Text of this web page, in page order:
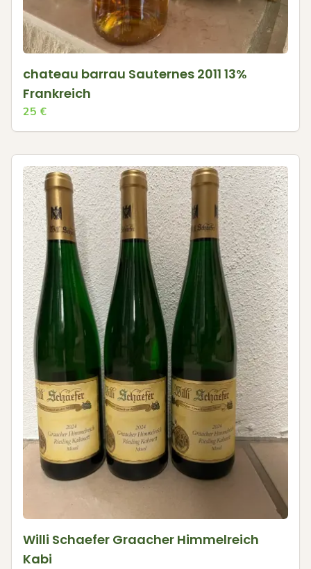
chateau barrau Sauternes 2011 13%
Frankreich
25 €
Willi Schaefer Graacher Himmelreich
Kabi